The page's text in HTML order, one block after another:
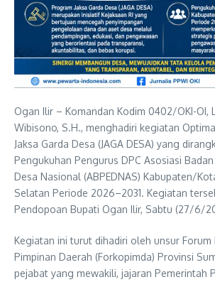
Ogan Ilir – Komandan Kodim 0402/OKI-OI,
Wibisono, S.H., menghadiri kegiatan
Jaksa Garda Desa (JAGA DESA) yang
Pengukuhan Pengurus DPC Asosiasi
Desa Nasional (ABPEDNAS) Kabupaten/
Selatan Periode 2026–2031. Kegiatan
Pendopoan Bupati Ogan Ilir, Sabtu (27/6/
Kegiatan ini turut dihadiri oleh unsur Forum
Pimpinan Daerah (Forkopimda) Provinsi
pejabat yang mewakili, jajaran Pemerintah